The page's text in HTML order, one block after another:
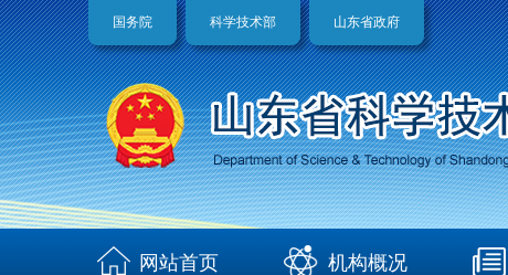
国务院 科学技术部 山东省政府
网站首页 机构概况